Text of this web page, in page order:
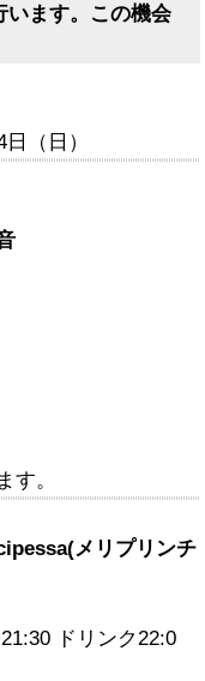
います。この機会
（日）
す。
メリプリンチ
ドリンク22:0